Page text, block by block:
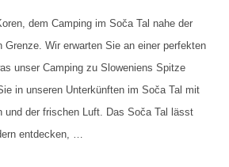
dem Camping im Soča Tal nahe der
Grenze. Wir erwarten Sie an einer perfekten
unser Camping zu Sloweniens Spitze
in unseren Unterkünften im Soča Tal mit
und der frischen Luft. Das Soča Tal lässt
entdecken, …